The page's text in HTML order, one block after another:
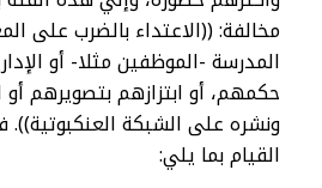
مخالفة: ((الاعتداء بالضرب على
المدرسة -الموظفين مثلا- أو
حكمهم، أو ابتزازهم بتصويرهم
ونشره على الشبكة
القيام بما يلي: